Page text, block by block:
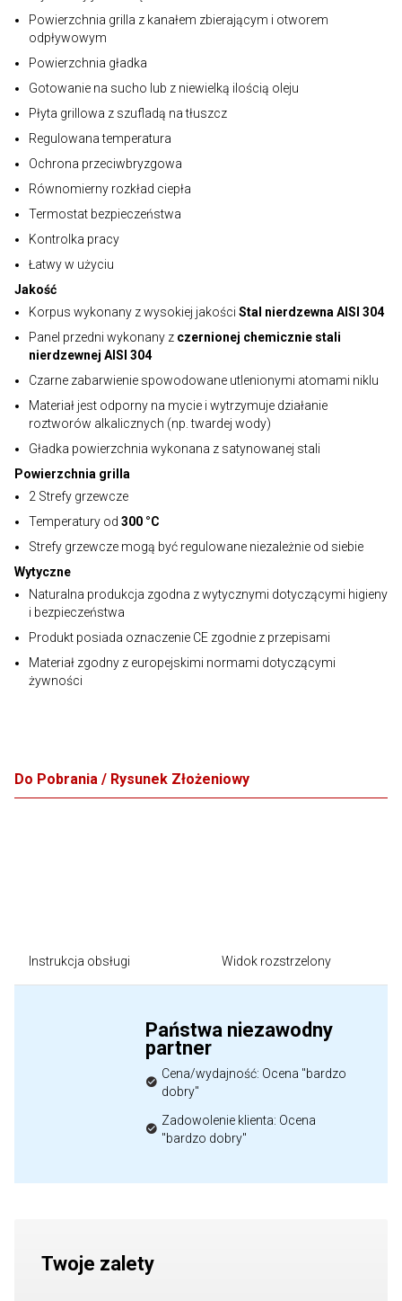
Powierzchnia grilla z kanałem zbierającym i otworem
odpływowym
Powierzchnia gładka
Gotowanie na sucho lub z niewielką ilością oleju
Płyta grillowa z szufladą na tłuszcz
Regulowana temperatura
Ochrona przeciwbryzgowa
Równomierny rozkład ciepła
Termostat bezpieczeństwa
Kontrolka pracy
Łatwy w użyciu
Jakość
Korpus wykonany z wysokiej jakości Stal nierdzewna AISI 304
Panel przedni wykonany z czernionej chemicznie stali
nierdzewnej AISI 304
Czarne zabarwienie spowodowane utlenionymi atomami niklu
Materiał jest odporny na mycie i wytrzymuje działanie
roztworów alkalicznych (np. twardej wody)
Gładka powierzchnia wykonana z satynowanej stali
Powierzchnia grilla
2 Strefy grzewcze
Temperatury od 300 °C
Strefy grzewcze mogą być regulowane niezależnie od siebie
Wytyczne
Naturalna produkcja zgodna z wytycznymi dotyczącymi higieny
i bezpieczeństwa
Produkt posiada oznaczenie CE zgodnie z przepisami
Materiał zgodny z europejskimi normami dotyczącymi
żywności
Do Pobrania / Rysunek Złożeniowy
Instrukcja obsługi Widok rozstrzelony
Państwa niezawodny
partner
Cena/wydajność: Ocena "bardzo
dobry"
Zadowolenie klienta: Ocena
"bardzo dobry"
Twoje zalety